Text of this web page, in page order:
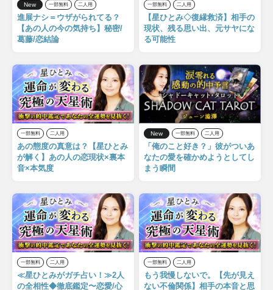
New 一部無料 二人用
進展ナシ＝ウザがられてる？
【あの人の今の気持ち】秘密/
葛藤/恋結論
一部無料 二人用
【星ひとみ◇復縁救済】相手の
現状、残る思い出、元サヤにな
る可能性
一部無料 二人用
あの態度の真意は？【星ひとみ
が解く】あの人の恋現状×裏本
音×本気度
New 一部無料 二人用
「俺のこと好き？」彼がついあ
なたの愛を確かめようとしてし
まう瞬間
一部無料 二人用
≪星ひとみがガチ占い！≫2人
の全相性◆徹底鑑定〜恋愛/心
一部無料 二人用
もう我慢しないで。【先が見え
ない不倫関係】相手の本音と思